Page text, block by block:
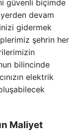
güvenli biçimde
devam
gidermek
şehrin her
bilincinde
elektrik
Maliyet